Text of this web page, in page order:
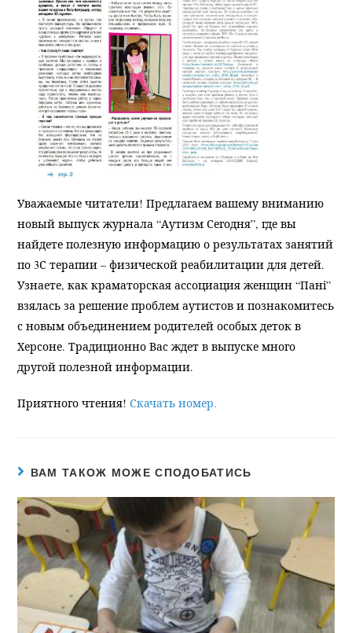
Уважаемые читатели! Предлагаем вашему вниманию
новый выпуск журнала “Аутизм Сегодня”, где вы
найдете полезную информацию о результатах занятий
по 3С терапии – физической реабилитации для детей.
Узнаете, как краматорская ассоциация женщин “Пані”
взялась за решение проблем аутистов и познакомитесь
с новым объединением родителей особых деток в
Херсоне. Традиционно Вас ждет в выпуске много
другой полезной информации.
Приятного чтения!Скачать номер.
ВАМ ТАКОЖ МОЖЕ СПОДОБАТИСЬ